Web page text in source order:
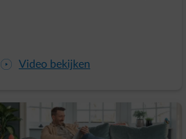
arrow-play-fwd Video bekijken